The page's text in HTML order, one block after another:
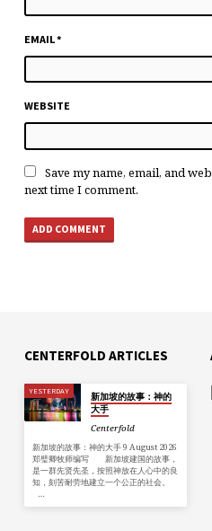
EMAIL*
WEBSITE
Save my name, email, and
next time I comment.
CENTERFOLD ARTICLES
YESTERDAY
新加坡的故事：神的
大手
Centerfold
新加坡的故事：神的大手 9 August 2026
郑璧卿牧师编写 新加坡建国的故事，
是一群先贤先圣，按照神放在人心中的良
知，刻苦耐劳地建立一个公正的社会。
…